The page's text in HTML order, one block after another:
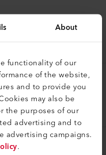
About
functionality of our
of the website,
and to provide you
may also be
the purposes of our
advertising and to
advertising campaigns.
.
IA